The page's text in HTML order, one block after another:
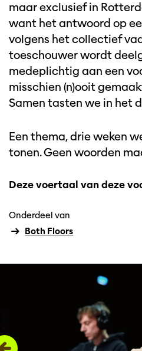
maar exclusief in
want het antwoord op
volgens het collectief
toeschouwer wordt
medeplichtig aan een
misschien (n)ooit
Samen tasten we in het
Een thema, drie weken
tonen. Geen woorden
Deze voertaal van deze
Onderdeel van
Both Floors